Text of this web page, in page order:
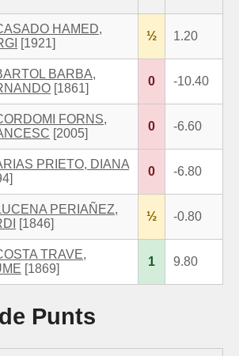
HAMED,
[1921]
½ 1.20
BARBA,
[1861]
0 -10.40
FORNS,
[2005]
0 -6.60
PRIETO, DIANA
0 -6.80
PERIAÑEZ,
[1846]
½ -0.80
TRAVE,
[1869]
1 9.80
Punts